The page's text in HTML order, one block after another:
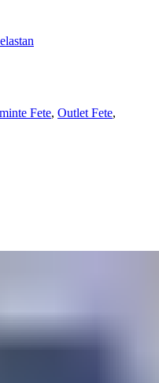
Fete, Outlet Fete,